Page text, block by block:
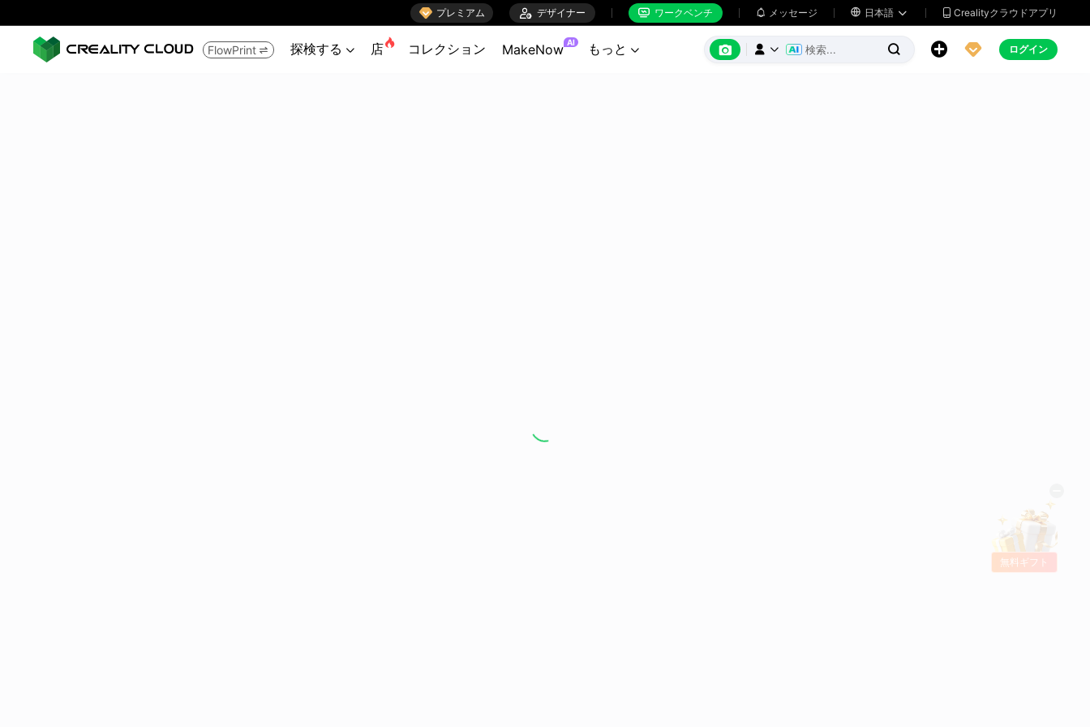
 プレミアム  デザイナー  ワークベンチ  メッセージ  日本語   Crealityクラウドアプリ
FlowPrint  探検する  店 コレクション MakeNow AI もっと        ログイン
無料ギフト